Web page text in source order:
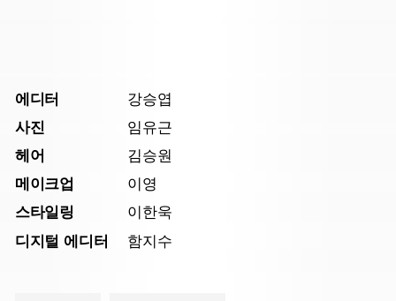
에디터
강승엽
사진
임유근
헤어
김승원
메이크업
이영
스타일링
이한욱
디지털 에디터
함지수